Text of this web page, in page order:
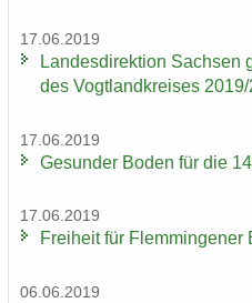
17.06.2019
Lan­des­di­rek­ti­on Sach­sen
des Vogt­land­krei­ses
17.06.2019
Ge­sun­der Boden für die
17.06.2019
Frei­heit für Flem­min­ge­ner
06.06.2019